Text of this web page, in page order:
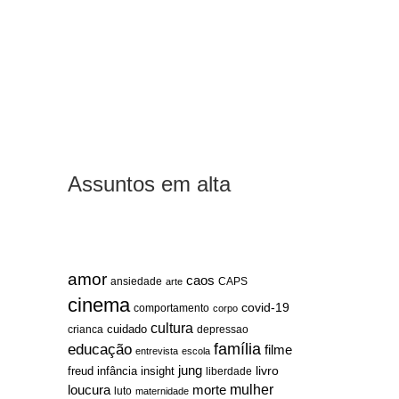
Assuntos em alta
amor ansiedade arte caos CAPS
cinema comportamento corpo covid-19
crianca cuidado cultura depressao
educação entrevista escola família filme
freud infância insight jung liberdade livro
loucura luto maternidade morte mulher